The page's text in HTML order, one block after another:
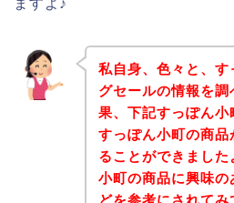
私自身、色々と、
グセールの情報を
果、下記すっぽん小
すっぽん小町の商
ることができまし
小町の商品に興味